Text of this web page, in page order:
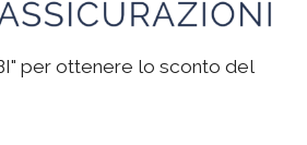
per ottenere lo sconto del